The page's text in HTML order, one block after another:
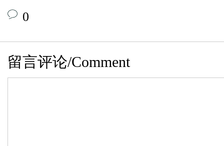
0
留言评论/Comment